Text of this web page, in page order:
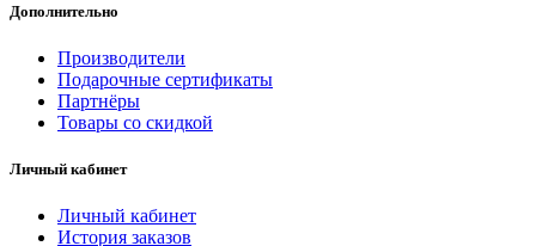
Дополнительно
Производители
Подарочные сертификаты
Партнёры
Товары со скидкой
Личный кабинет
Личный кабинет
История заказов